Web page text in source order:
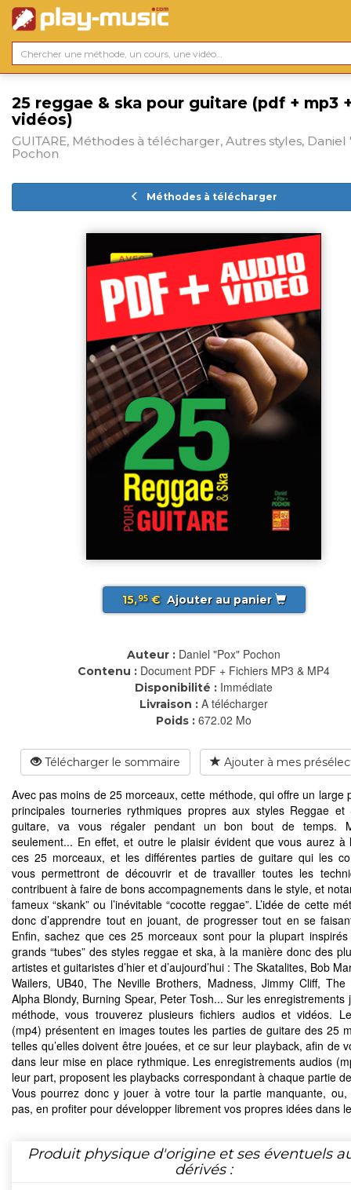
25 reggae & ska pour guitare (pdf + mp3
vidéos)
GUITARE, Méthodes à télécharger, Autres styles, Daniel
Pochon
Méthodes à télécharger
15,95€ Ajouter au panier
Auteur : Daniel "Pox" Pochon
Contenu : Document PDF + Fichiers MP3 & MP4
Disponibilité : Immédiate
Livraison : A télécharger
Poids : 672.02 Mo
Télécharger le sommaire Ajouter à mes
Avec pas moins de 25 morceaux, cette méthode, qui offre un large
principales tourneries rythmiques propres aux styles Reggae
guitare, va vous régaler pendant un bon bout de temps.
seulement... En effet, et outre le plaisir évident que vous aurez à
ces 25 morceaux, et les différentes parties de guitare qui les
vous permettront de découvrir et de travailler toutes les
contribuent à faire de bons accompagnements dans le style, et
fameux “skank” ou l’inévitable “cocotte reggae”. L’idée de cette
donc d’apprendre tout en jouant, de progresser tout en se
Enfin, sachez que ces 25 morceaux sont pour la plupart
grands “tubes” des styles reggae et ska, à la manière donc des
artistes et guitaristes d’hier et d’aujourd’hui : The Skatalites, Bob
Wailers, UB40, The Neville Brothers, Madness, Jimmy Cliff, The
Alpha Blondy, Burning Spear, Peter Tosh... Sur les enregistrements
méthode, vous trouverez plusieurs fichiers audios et vidéos.
(mp4) présentent en images toutes les parties de guitare des 25
telles qu’elles doivent être jouées, et ce sur leur playback, afin de
dans leur mise en place rythmique. Les enregistrements audios
leur part, proposent les playbacks correspondant à chaque partie
Vous pourrez donc y jouer à votre tour la partie manquante, ou,
pas, en profiter pour développer librement vos propres idées dans
Produit physique d'origine et ses éventuels
dérivés :